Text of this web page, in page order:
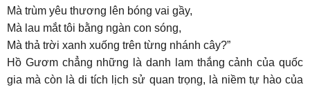
Mà trùm yêu thương lên bóng vai gầy,
Mà lau mắt tôi bằng ngàn con sóng,
Mà thả trời xanh xuống trên từng nhánh cây?”
Hồ Gươm chẳng những là danh lam thắng cảnh của quốc
gia mà còn là di tích lịch sử quan trọng, là niềm tự hào của